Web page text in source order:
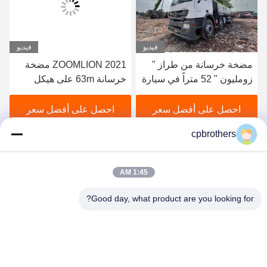
فيديو
مضخة خرسانة من طراز "
زومليون " 52 متراً في سيارة
" مرسيدس بنز " للبيع
احصل على أفضل سعر
فيديو
2021 ZOOMLION مضخة
خرسانة 63m على هيكل
مرسيدس بنز للبيع
احصل على أفضل سعر
cpbrothers
1:45 AM
Good day, what product are you looking for?